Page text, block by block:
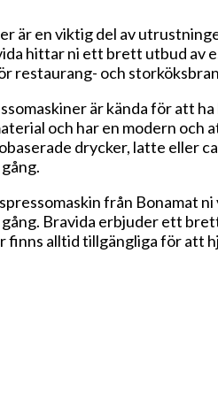
är en viktig del av
hittar ni ett brett utbud av
restaurang- och
är kända för att
och har en modern och
drycker, latte eller
från Bonamat
Bravida erbjuder ett
finns alltid tillgängliga för att